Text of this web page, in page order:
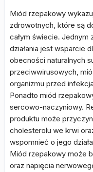
Miód rzepakowy
zdrowotnych, które są
całym świecie. Jednym
działania jest wsparcie
obecności naturalnych
przeciwwirusowych,
organizmu przed
Ponadto miód
sercowo-naczyniowy.
produktu może
cholesterolu we krwi
wspomnieć o jego
Miód rzepakowy może
oraz napięcia